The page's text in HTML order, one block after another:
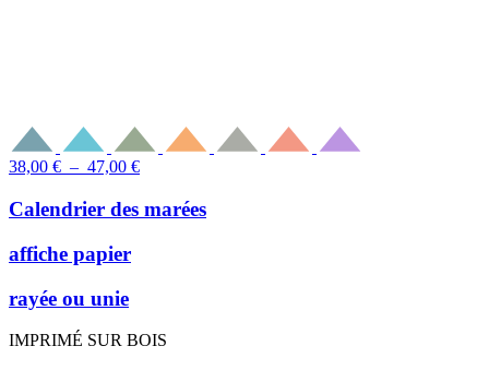
38,00 € – 47,00 €Plage
prix :
38,00 €
Calendrier des marées
affiche papier
rayée ou unie
IMPRIMÉ SUR BOIS